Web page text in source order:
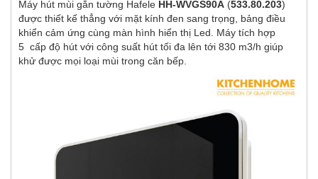
Máy hút mùi gắn tường Hafele HH-WVGS90A (533.80.203)
được thiết kế thẳng với mặt kính đen sang trọng, bảng điều
khiển cảm ứng cùng màn hình hiển thị Led. Máy tích hợp
5 cấp độ hút với công suất hút tối đa lên tới 830 m3/h giúp
khử được mọi loại mùi trong căn bếp.